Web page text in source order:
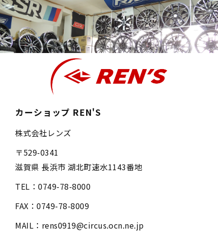
カーショップ REN'S
株式会社レンズ
〒529-0341
滋賀県 長浜市 湖北町速水1143番地
TEL：0749-78-8000
FAX：0749-78-8009
MAIL： rens0919@circus.ocn.ne.jp